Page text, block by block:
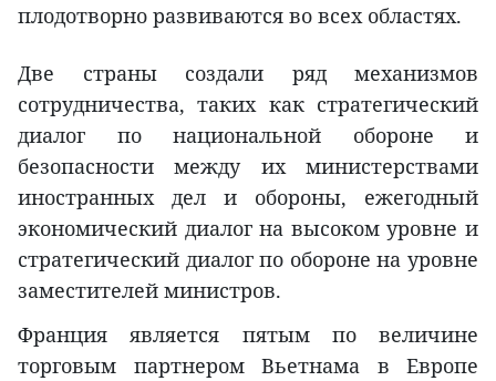
плодотворно развиваются во всех областях.
Две страны создали ряд механизмов
сотрудничества, таких как стратегический
диалог по национальной обороне и
безопасности между их министерствами
иностранных дел и обороны, ежегодный
экономический диалог на высоком уровне и
стратегический диалог по обороне на уровне
заместителей министров.
Франция является пятым по величине
торговым партнером Вьетнама в Европе